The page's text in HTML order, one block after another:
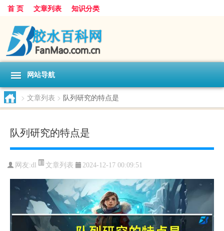
首 页 文章列表 知识分类
网站导航
> 文章列表 > 队列研究的特点是
队列研究的特点是
网友:dl 文章列表 2024-12-17 00:09:51